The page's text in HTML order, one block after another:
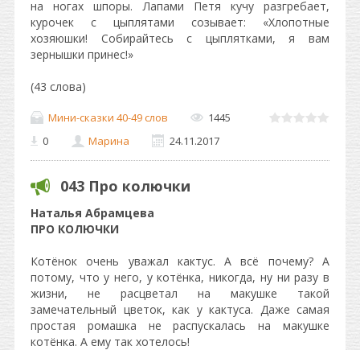
на ногах шпоры. Лапами Петя кучу разгребает,
курочек с цыплятами созывает: «Хлопотные
хозяюшки! Собирайтесь с цыплятками, я вам
зернышки принес!»
(43 слова)
Мини-сказки 40-49 слов
1445
0
Марина 24.11.2017
043 Про колючки
Наталья Абрамцева
ПРО КОЛЮЧКИ
Котёнок очень уважал кактус. А всё почему? А
потому, что у него, у котёнка, никогда, ну ни разу в
жизни, не расцветал на макушке такой
замечательный цветок, как у кактуса. Даже самая
простая ромашка не распускалась на макушке
котёнка. А ему так хотелось!